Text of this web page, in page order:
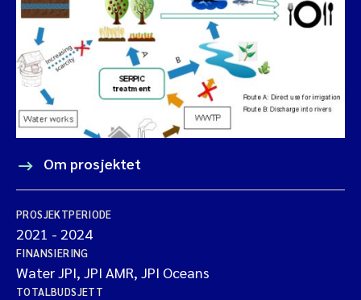
Om prosjektet
PROSJEKTPERIODE
2021 - 2024
FINANSIERING
Water JPI, JPI AMR, JPI Oceans
TOTALBUDSJETT